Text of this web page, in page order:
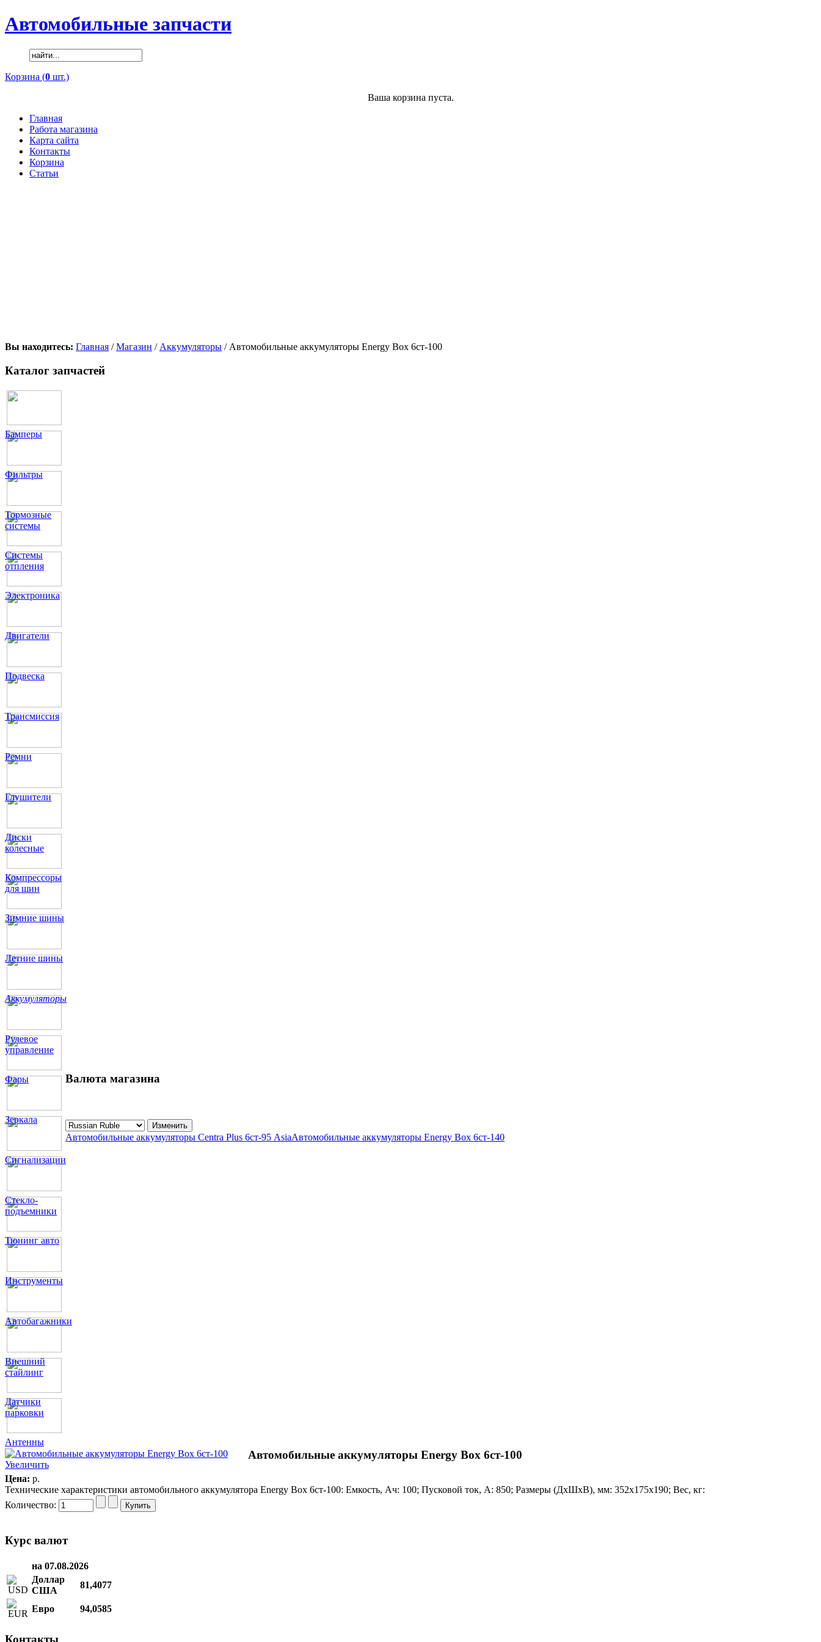
Автомобильные запчасти
Корзина (0 шт.)
Ваша корзина пуста.
Главная
Работа магазина
Карта сайта
Контакты
Корзина
Статьи
Вы находитесь: Главная /Магазин / Аккумуляторы / Автомобильные аккумуляторы Energy Box 6ст-100
Каталог запчастей
Бамперы
Фильтры
Тормозные
системы
Системы
отпления
Электроника
Двигатели
Подвеска
Трансмиссия
Ремни
Глушители
Диски
колесные
Компрессоры
для шин
Зимние шины
Летние шины
Аккумуляторы
Рулевое
управление
Фары
Зеркала
Сигнализации
Стекло-
подъемники
Тюнинг авто
Инструменты
Автобагажники
Внешний
стайлинг
Датчики
парковки
Антенны
Валюта магазина
Автомобильные аккумуляторы Centra Plus 6ст-95 AsiaАвтомобильные аккумуляторы Energy Box 6ст-140
Увеличить
Автомобильные аккумуляторы Energy Box 6ст-100
Цена: p.
Технические характеристики автомобильного аккумулятора Energy Box 6ст-100: Емкость, Ач: 100; Пусковой ток, A: 850; Размеры (ДхШхВ), мм: 352х175х190; Вес, кг:
Количество:
Курс валют
на 07.08.2026
Доллар
США
81,4077
Евро 94,0585
Контакты